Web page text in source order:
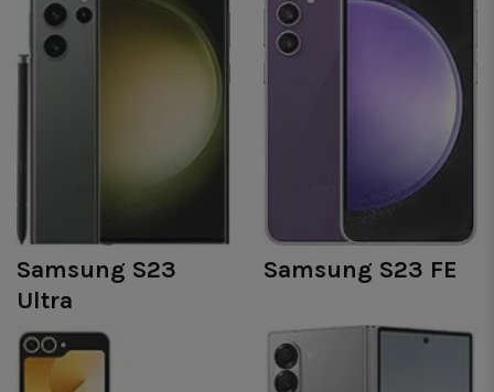
Samsung S23
Ultra
Samsung S23 FE